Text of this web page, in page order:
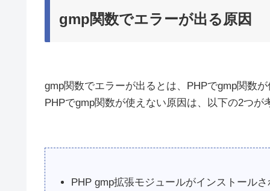
gmp関数でエラーが出る原因
gmp関数でエラーが出るとは、PHPでgmp関数
PHPでgmp関数が使えない原因は、以下の2つが
PHP gmp拡張モジュールがインストール